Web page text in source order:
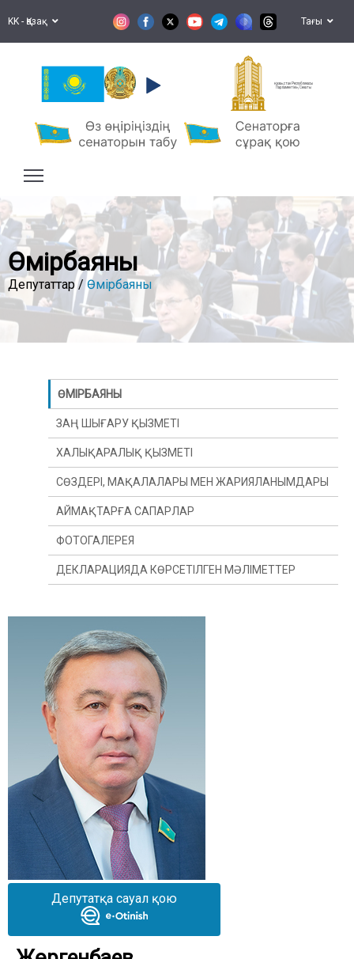
KK - Қазақ Тағы
Қазақстан Республикасы
Парламентінің Сенаты
Өмірбаяны
Депутаттар /Өмірбаяны
Депутатқа сауал қою
ӨМІРБАЯНЫ
ЗАҢ ШЫҒАРУ ҚЫЗМЕТІ
ХАЛЫҚАРАЛЫҚ ҚЫЗМЕТІ
СӨЗДЕРІ, МАҚАЛАЛАРЫ МЕН ЖАРИЯЛАНЫМДАРЫ
АЙМАҚТАРҒА САПАРЛАР
ФОТОГАЛЕРЕЯ
ДЕКЛАРАЦИЯДА КӨРСЕТІЛГЕН МӘЛІМЕТТЕР